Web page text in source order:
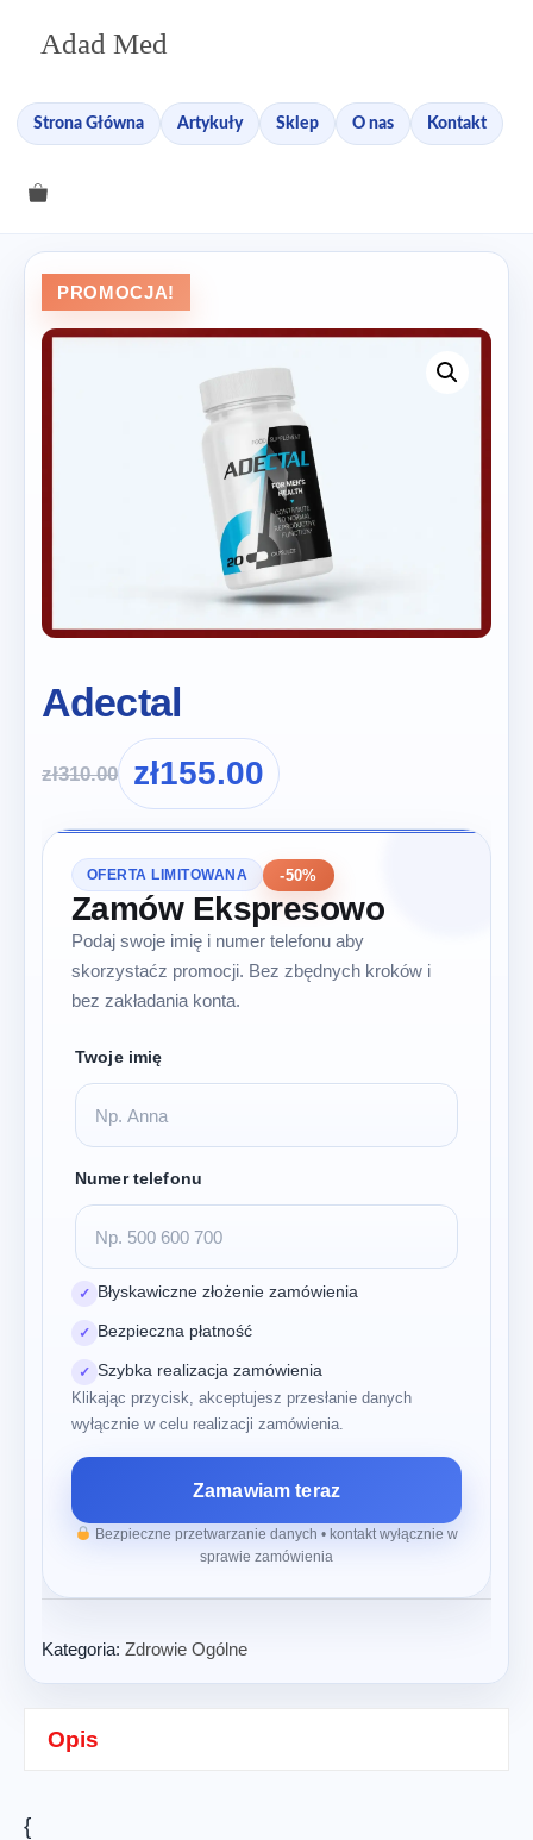
Adad Med
Strona Główna Artykuły Sklep O nas Kontakt
PROMOCJA!
Adectal
zł310.00 zł155.00
OFERTA LIMITOWANA -50%
Zamów Ekspresowo
Podaj swoje imię i numer telefonu aby
skorzystaćz promocji. Bez zbędnych kroków i
bez zakładania konta.
Twoje imię
Numer telefonu
✓ Błyskawiczne złożenie zamówienia
✓ Bezpieczna płatność
✓ Szybka realizacja zamówienia
Klikając przycisk, akceptujesz przesłanie danych
wyłącznie w celu realizacji zamówienia.
Zamawiam teraz
Bezpieczne przetwarzanie danych • kontakt wyłącznie w
sprawie zamówienia
Kategoria: Zdrowie Ogólne
Opis
{